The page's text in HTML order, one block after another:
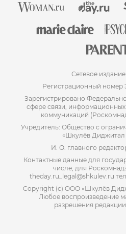
Сетевое
Регистрационный
Зарегистрировано
сфере связи,
коммуникаций
Учредитель: Общество с
«Шкулёв Диджитал
И. О. главного
Контактные данные для
числе, для
theday.ru_legal@shkulev.ru
Copyright (с) ООО «Шкулёв
Любое воспроизведение
разрешения